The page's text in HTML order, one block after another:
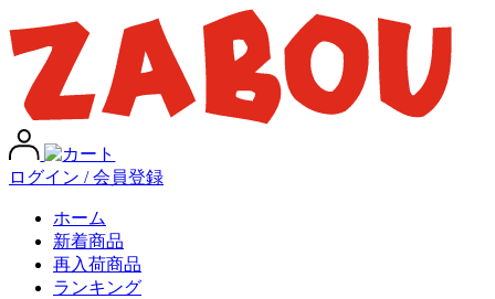
ログイン / 会員登録
ホーム
新着商品
再入荷商品
ランキング